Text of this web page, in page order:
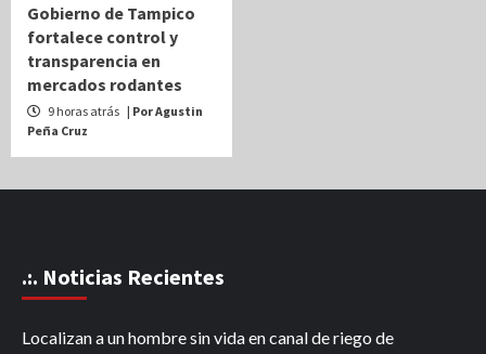
Gobierno de Tampico
fortalece control y
transparencia en
mercados rodantes
9 horas atrás | Por Agustin
Peña Cruz
.:. Noticias Recientes
Localizan a un hombre sin vida en canal de riego de